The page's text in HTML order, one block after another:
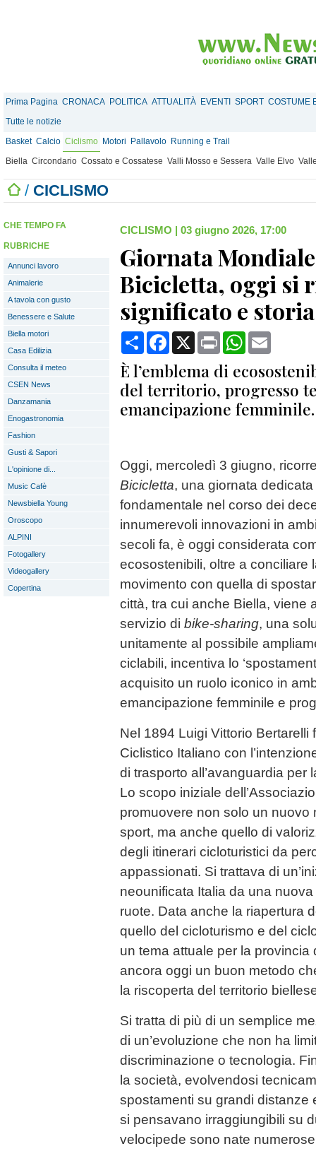
Prima Pagina CRONACA POLITICA ATTUALITÀ EVENTI SPORT COSTUME
Tutte le notizie
Basket Calcio Ciclismo Motori Pallavolo Running e Trail
Biella Circondario Cossato e Cossatese Valli Mosso e Sessera Valle Elvo
/ CICLISMO
CHE TEMPO FA
RUBRICHE
Annunci lavoro
Animalerie
A tavola con gusto
Benessere e Salute
Biella motori
Casa Edilizia
Consulta il meteo
CSEN News
Danzamania
Enogastronomia
Fashion
Gusti & Sapori
L'opinione di...
Music Cafè
Newsbiella Young
Oroscopo
ALPINI
Fotogallery
Videogallery
Copertina
CICLISMO | 03 giugno 2026, 17:00
Giornata
Bicicletta, oggi si
significato e
CondividiFacebook
X Print WhatsApp
È l’emblema di
del territorio, progresso
emancipazione femminile.
Oggi, mercoledì 3 giugno,
Bicicletta, una giornata
fondamentale nel corso dei
innumerevoli innovazioni in
secoli fa, è oggi considerata
ecosostenibili, oltre a conciliare
movimento con quella di
città, tra cui anche Biella, viene
servizio di bike-sharing, una
unitamente al possibile
ciclabili, incentiva lo
acquisito un ruolo iconico in
emancipazione femminile e
Nel 1894 Luigi Vittorio Bertarelli
Ciclistico Italiano con
di trasporto all’avanguardia per
Lo scopo iniziale
promuovere non solo un nuovo
sport, ma anche quello di
degli itinerari cicloturistici da
appassionati. Si trattava di
neounificata Italia da una
ruote. Data anche la riapertura
quello del cicloturismo e del
un tema attuale per la provincia
ancora oggi un buon metodo
la riscoperta del territorio
Si tratta di più di un semplice
di un’evoluzione che non ha
discriminazione o tecnologia.
la società, evolvendosi
spostamenti su grandi distanze
si pensavano irraggiungibili su
velocipede sono nate